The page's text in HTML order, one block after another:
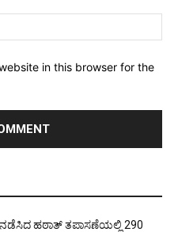
in this browser for the
ನಡೆಸಿದ ಹಠಾತ್ ತಪಾಸಣೆಯಲ್ಲಿ 290